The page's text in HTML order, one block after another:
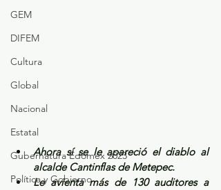
GEM
DIFEM
Cultura
Global
Nacional
Estatal
Gubernatura Edoméx 2023
Política y Gobierno
Ahora sí se le apareció el diablo al
alcalde Cantinflas de Metepec.
Le avienta más de 130 auditores a